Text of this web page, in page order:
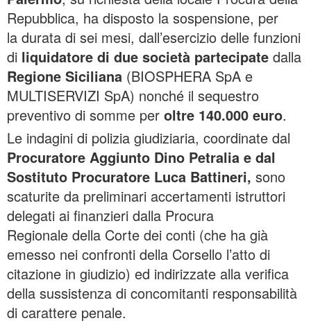
Repubblica, ha disposto la sospensione, per
la durata di sei mesi, dall’esercizio delle funzioni
di liquidatore di due società partecipate dalla
Regione Siciliana (BIOSPHERA SpA e
MULTISERVIZI SpA) nonché il sequestro
preventivo di somme per oltre 140.000 euro.
Le indagini di polizia giudiziaria, coordinate dal
Procuratore Aggiunto Dino Petralia e dal
Sostituto Procuratore Luca Battineri, sono
scaturite da preliminari accertamenti istruttori
delegati ai finanzieri dalla Procura
Regionale della Corte dei conti (che ha già
emesso nei confronti della Corsello l’atto di
citazione in giudizio) ed indirizzate alla verifica
della sussistenza di concomitanti responsabilità
di carattere penale.